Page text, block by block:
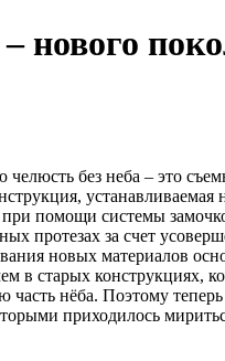
нового
без неба – это
помощи системы
протезах за счет
новых материалов
в старых конструкциях,
часть нёба. Поэтому
приходилось